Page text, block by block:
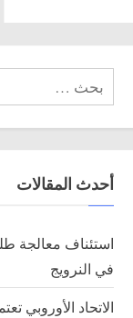
البحث
عن:
أحدث المقالات
استئناف معالجة
في النرويج
الاتحاد الأوروبي